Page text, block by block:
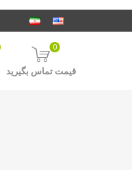
0
قیمت تماس بگیرید